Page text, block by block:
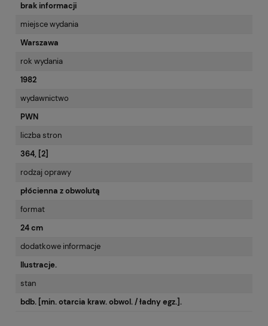
brak informacji
miejsce wydania
Warszawa
rok wydania
1982
wydawnictwo
PWN
liczba stron
364, [2]
rodzaj oprawy
płócienna z obwolutą
format
24 cm
dodatkowe informacje
Ilustracje.
stan
bdb. [min. otarcia kraw. obwol. / ładny egz.].